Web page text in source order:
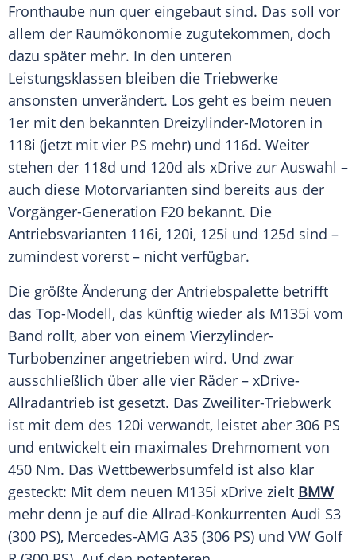
Fronthaube nun quer eingebaut sind. Das soll vor
allem der Raumökonomie zugutekommen, doch
dazu später mehr. In den unteren
Leistungsklassen bleiben die Triebwerke
ansonsten unverändert. Los geht es beim neuen
1er mit den bekannten Dreizylinder-Motoren in
118i (jetzt mit vier PS mehr) und 116d. Weiter
stehen der 118d und 120d als xDrive zur Auswahl –
auch diese Motorvarianten sind bereits aus der
Vorgänger-Generation F20 bekannt. Die
Antriebsvarianten 116i, 120i, 125i und 125d sind –
zumindest vorerst – nicht verfügbar.
Die größte Änderung der Antriebspalette betrifft
das Top-Modell, das künftig wieder als M135i vom
Band rollt, aber von einem Vierzylinder-
Turbobenziner angetrieben wird. Und zwar
ausschließlich über alle vier Räder – xDrive-
Allradantrieb ist gesetzt. Das Zweiliter-Triebwerk
ist mit dem des 120i verwandt, leistet aber 306 PS
und entwickelt ein maximales Drehmoment von
450 Nm. Das Wettbewerbsumfeld ist also klar
gesteckt: Mit dem neuen M135i xDrive zielt BMW
mehr denn je auf die Allrad-Konkurrenten Audi S3
(300 PS), Mercedes-AMG A35 (306 PS) und VW Golf